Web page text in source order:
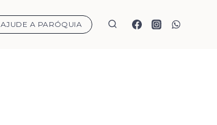
AJUDE A PARÓQUIA